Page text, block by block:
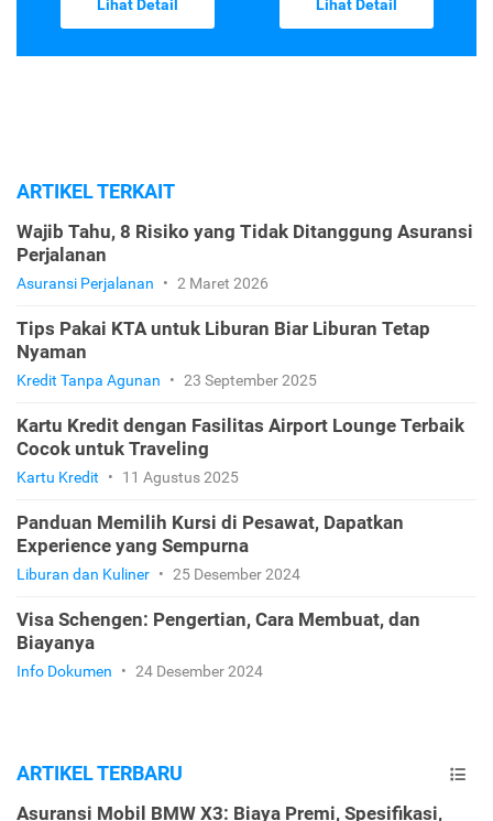
Lihat Detail Lihat Detail
ARTIKEL TERKAIT
Wajib Tahu, 8 Risiko yang Tidak Ditanggung Asuransi
Perjalanan
Asuransi Perjalanan • 2 Maret 2026
Tips Pakai KTA untuk Liburan Biar Liburan Tetap
Nyaman
Kredit Tanpa Agunan • 23 September 2025
Kartu Kredit dengan Fasilitas Airport Lounge Terbaik
Cocok untuk Traveling
Kartu Kredit • 11 Agustus 2025
Panduan Memilih Kursi di Pesawat, Dapatkan
Experience yang Sempurna
Liburan dan Kuliner • 25 Desember 2024
Visa Schengen: Pengertian, Cara Membuat, dan
Biayanya
Info Dokumen • 24 Desember 2024
ARTIKEL TERBARU
Asuransi Mobil BMW X3: Biaya Premi, Spesifikasi,